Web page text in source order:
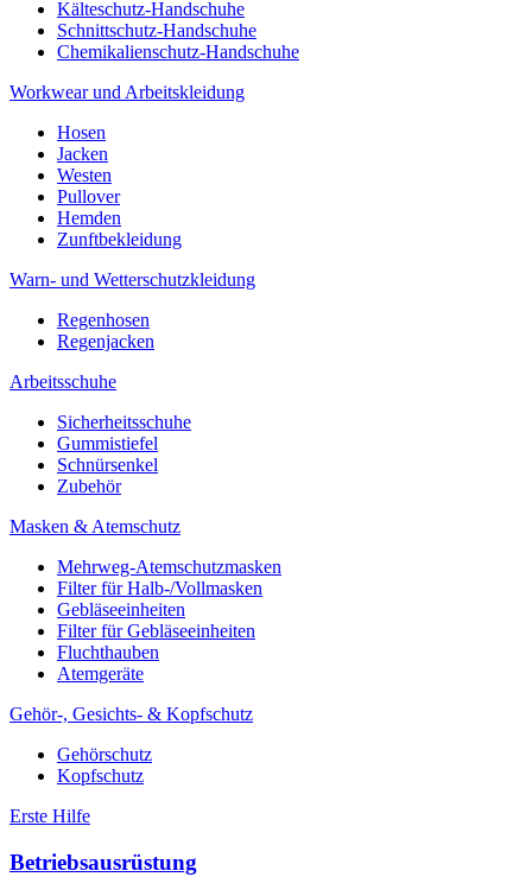
Kälteschutz-Handschuhe
Schnittschutz-Handschuhe
Chemikalienschutz-Handschuhe
Workwear und Arbeitskleidung
Hosen
Jacken
Westen
Pullover
Hemden
Zunftbekleidung
Warn- und Wetterschutzkleidung
Regenhosen
Regenjacken
Arbeitsschuhe
Sicherheitsschuhe
Gummistiefel
Schnürsenkel
Zubehör
Masken & Atemschutz
Mehrweg-Atemschutzmasken
Filter für Halb-/Vollmasken
Gebläseeinheiten
Filter für Gebläseeinheiten
Fluchthauben
Atemgeräte
Gehör-, Gesichts- & Kopfschutz
Gehörschutz
Kopfschutz
Erste Hilfe
Betriebsausrüstung